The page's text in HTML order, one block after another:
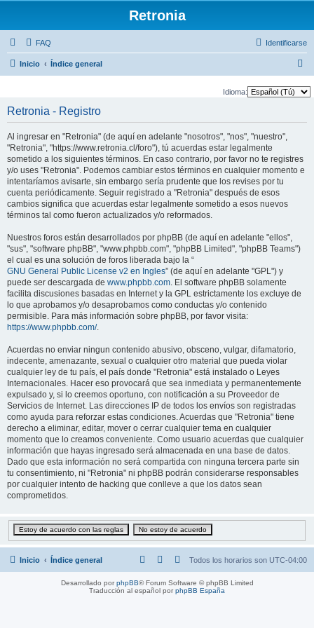
Retronia
FAQ Identificarse
Inicio Índice general
s
Idioma:
Retronia - Registro
Al ingresar en "Retronia" (de aquí en adelante "nosotros", "nos", "nuestro",
"Retronia", "https://www.retronia.cl/foro"), tú acuerdas estar legalmente
sometido a los siguientes términos. En caso contrario, por favor no te registres
y/o uses "Retronia". Podemos cambiar estos términos en cualquier momento e
intentaríamos avisarte, sin embargo sería prudente que los revises por tu
cuenta periódicamente. Seguir registrado a "Retronia" después de esos
cambios significa que acuerdas estar legalmente sometido a esos nuevos
términos tal como fueron actualizados y/o reformados.
Nuestros foros están desarrollados por phpBB (de aquí en adelante "ellos",
"sus", "software phpBB", "www.phpbb.com", "phpBB Limited", "phpBB Teams")
el cual es una solución de foros liberada bajo la “
GNU General Public License v2 en Ingles” (de aquí en adelante "GPL") y
puede ser descargada de www.phpbb.com. El software phpBB solamente
facilita discusiones basadas en Internet y la GPL estrictamente los excluye de
lo que aprobamos y/o desaprobamos como conductas y/o contenido
permisible. Para más información sobre phpBB, por favor visita:
https://www.phpbb.com/.
Acuerdas no enviar ningun contenido abusivo, obsceno, vulgar, difamatorio,
indecente, amenazante, sexual o cualquier otro material que pueda violar
cualquier ley de tu país, el país donde "Retronia" está instalado o Leyes
Internacionales. Hacer eso provocará que sea inmediata y permanentemente
expulsado y, si lo creemos oportuno, con notificación a su Proveedor de
Servicios de Internet. Las direcciones IP de todos los envíos son registradas
como ayuda para reforzar estas condiciones. Acuerdas que "Retronia" tiene
derecho a eliminar, editar, mover o cerrar cualquier tema en cualquier
momento que lo creamos conveniente. Como usuario acuerdas que cualquier
información que hayas ingresado será almacenada en una base de datos.
Dado que esta información no será compartida con ninguna tercera parte sin
tu consentimiento, ni "Retronia" ni phpBB podrán considerarse responsables
por cualquier intento de hacking que conlleve a que los datos sean
comprometidos.
Inicio Índice general Todos los horarios son UTC-04:00
Desarrollado porphpBB® Forum Software © phpBB Limited
Traducción al español porphpBB España